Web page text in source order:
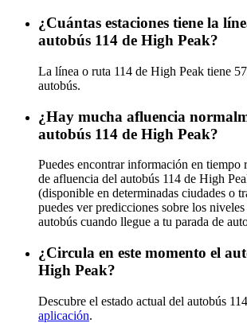
¿Cuántas estaciones tiene la
autobús 114 de High Peak?
La línea o ruta 114 de High Peak tiene
autobús.
¿Hay mucha afluencia
autobús 114 de High Peak?
Puedes encontrar información en tiempo
de afluencia del autobús 114 de High
(disponible en determinadas ciudades o
puedes ver predicciones sobre los
autobús cuando llegue a tu parada de
¿Circula en este momento el
High Peak?
Descubre el estado actual del autobús
aplicación.